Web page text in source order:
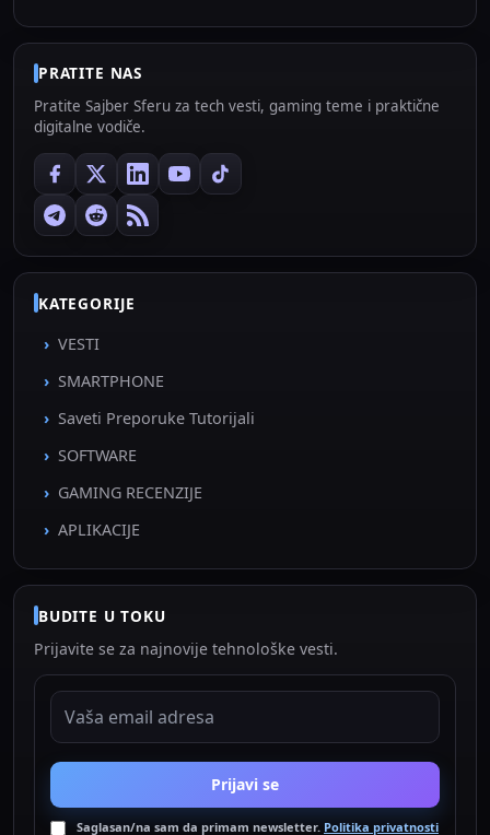
PRATITE NAS
Pratite Sajber Sferu za tech vesti, gaming teme i praktične
digitalne vodiče.
KATEGORIJE
VESTI
SMARTPHONE
Saveti Preporuke Tutorijali
SOFTWARE
GAMING RECENZIJE
APLIKACIJE
BUDITE U TOKU
Prijavite se za najnovije tehnološke vesti.
EMAIL ADRESA
Prijavi se
Saglasan/na sam da primam newsletter. Politika privatnosti